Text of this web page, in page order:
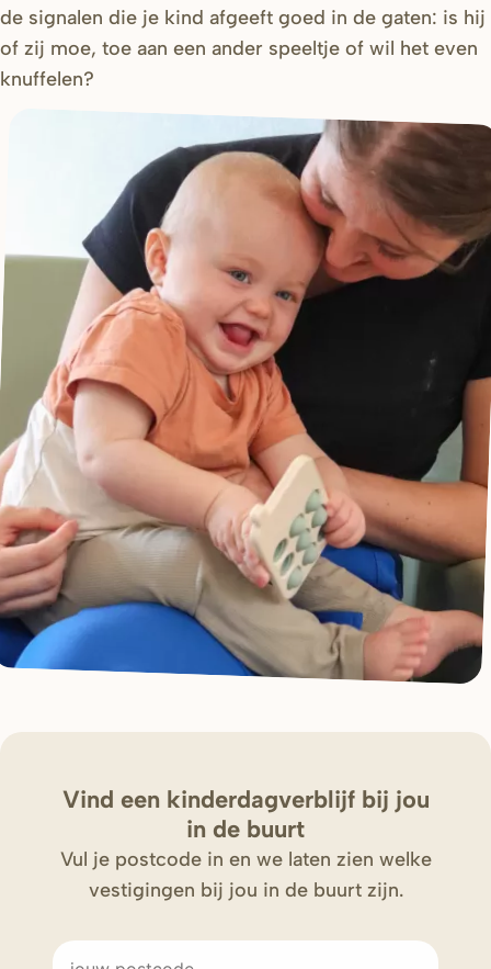
de signalen die je kind afgeeft goed in de gaten: is hij
of zij moe, toe aan een ander speeltje of wil het even
knuffelen?
Vind een kinderdagverblijf bij jou
in de buurt
Vul je postcode in en we laten zien welke
vestigingen bij jou in de buurt zijn.